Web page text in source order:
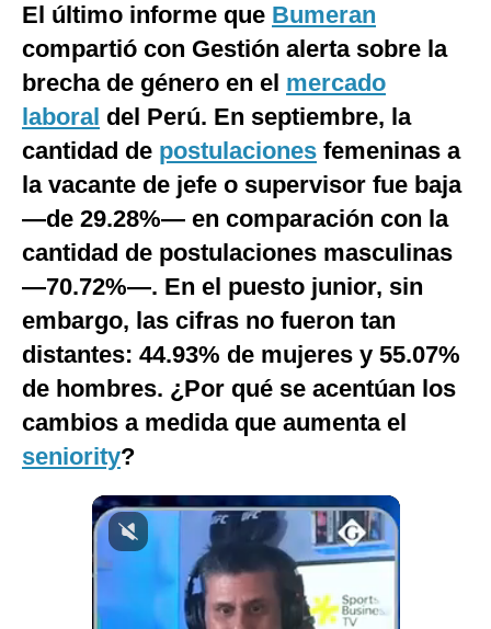
España
Internacional
Club del Suscriptor
Mix
G de Gestión
Notas Contratadas
Podcast
Gestión TV
Fotogalerías
gestion.pe
El último informe que Bumeran
compartió con Gestión alerta sobre la
brecha de género en el mercado
laboral del Perú. En septiembre, la
cantidad de postulaciones femeninas a
la vacante de jefe o supervisor fue baja
—de 29.28%— en comparación con la
cantidad de postulaciones masculinas
—70.72%—. En el puesto junior, sin
embargo, las cifras no fueron tan
distantes: 44.93% de mujeres y 55.07%
de hombres. ¿Por qué se acentúan los
cambios a medida que aumenta el
seniority?